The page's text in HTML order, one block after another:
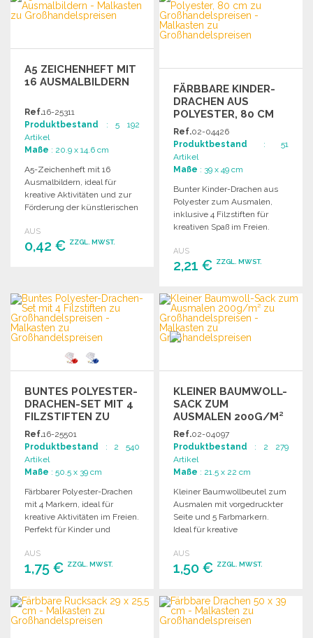
Angebot anfordern Angebot anfordern
A5 ZEICHENHEFT MIT
16 AUSMALBILDERN
Ref.16-25311
Produktbestand : 5 192
Artikel
Maße : 20.9 x 14.6 cm
A5-Zeichenheft mit 16
Ausmalbildern, ideal für
kreative Aktivitäten und zur
Förderung der künstlerischen
AUS
0,42 € ZZGL. MWST.
Angebot anfordern
FÄRBBARE KINDER-
DRACHEN AUS
POLYESTER, 80 CM
Ref.02-04426
Produktbestand : 51
Artikel
Maße : 39 x 49 cm
Bunter Kinder-Drachen aus
Polyester zum Ausmalen,
inklusive 4 Filzstiften für
kreativen Spaß im Freien.
AUS
2,21 € ZZGL. MWST.
BESTELLEN
Angebot anfordern
BUNTES POLYESTER-
DRACHEN-SET MIT 4
FILZSTIFTEN ZU
GROSSHANDELSPREISEN
Ref.16-25501
Produktbestand : 2 540
Artikel
Maße : 50.5 x 39 cm
Färbbarer Polyester-Drachen
mit 4 Markern, ideal für
kreative Aktivitäten im Freien.
Perfekt für Kinder und
AUS
1,75 € ZZGL. MWST.
BESTELLEN
Angebot anfordern
KLEINER BAUMWOLL-
SACK ZUM
AUSMALEN 200G/M²
Ref.02-04097
Produktbestand : 2 279
Artikel
Maße : 21.5 x 22 cm
Kleiner Baumwollbeutel zum
Ausmalen mit vorgedruckter
Seite und 5 Farbmarkern.
Ideal für kreative
AUS
1,50 € ZZGL. MWST.
BESTELLEN
Angebot anfordern